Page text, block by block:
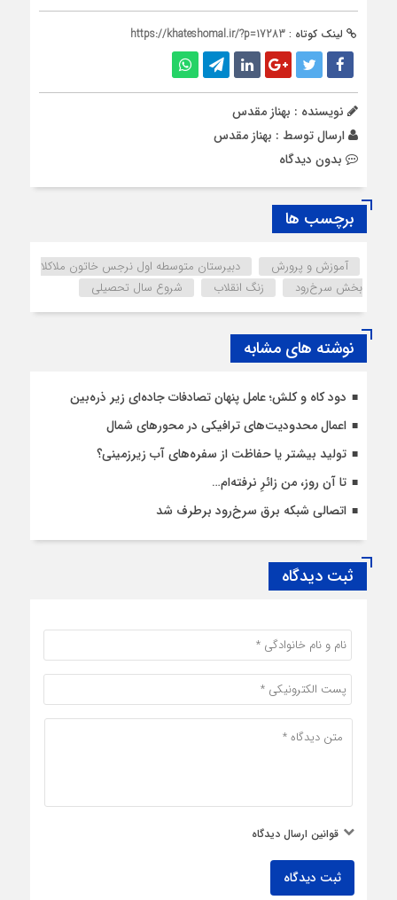
لینک کوتاه : https://khateshomal.ir/?p=17283
نویسنده : بهناز مقدس
ارسال توسط : بهناز مقدس
بدون دیدگاه
برچسب ها
آموزش و پرورش
دبیرستان متوسطه اول نرجس خاتون ملاکلا
بخش سرخ‌رود
زنگ انقلاب شروع سال تحصیلی
نوشته های مشابه
دود کاه و کلش؛ عامل پنهان تصادفات جاده‌ای زیر ذره‌بین
اعمال محدودیت‌‌های ترافیکی در محورهای شمال
تولید بیشتر یا حفاظت از سفره‌های آب زیرزمینی؟
تا آن روز، من زائرِ نرفته‌ام…
اتصالی شبکه برق سرخ‌رود برطرف شد
ثبت دیدگاه
قوانین ارسال دیدگاه
ثبت دیدگاه